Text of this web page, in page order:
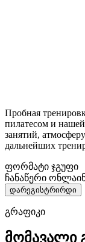
Пробная
пилатесом и
занятий,
дальнейших
ფორმატი ჯგუფი
ჩანაწერი
დარეგისტრირდი
გრაფიკი
მომავალი